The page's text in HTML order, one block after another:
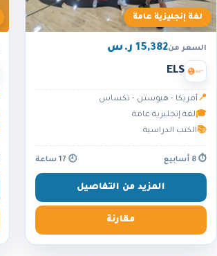
لغة إنجليزية عامة
السعر من15,382 ر.س
ELS
📍 أمريكا - هيوستن - تكساس
🎓لغة إنجليزية عامة
📚الكتب الدراسية
⏱ 8 أسابيع 🕘 17 ساعة
المزيد من التفاصيل
مقارنة